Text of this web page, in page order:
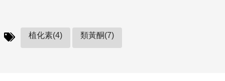
植化素(4) 類黃酮(7)